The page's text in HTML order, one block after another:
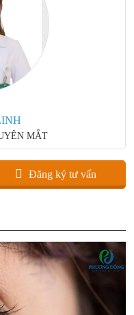
MẮT
Đăng ký tư vấn